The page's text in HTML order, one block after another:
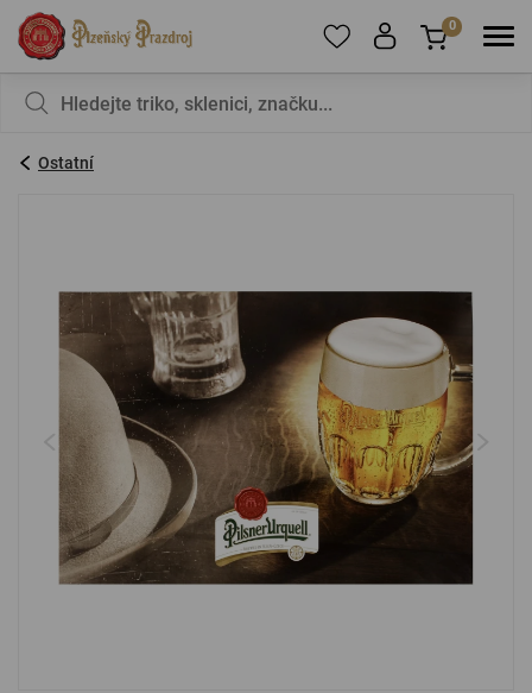
registrujte
Heslo: *
PŘIHLÁSIT SE
Zapomenuté heslo Nová registrace
PŘIHLÁSIT PŘES FACEBOOK
0
Ostatní